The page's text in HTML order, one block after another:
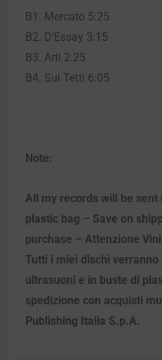
B1. Mercato 5:25
B2. D’Essay 3:15
B3. Arti 2:25
B4. Sui Tetti 6:05
Note:
All my records will be
plastic bag – Save on
purchase – Attenzione
Tutti i miei dischi
ultrasuoni e in buste di
spedizione con acquisti
Publishing Italia S.p.A.